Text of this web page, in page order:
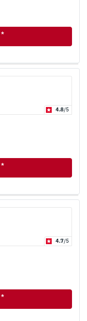
*
4.8/5
*
4.7/5
*